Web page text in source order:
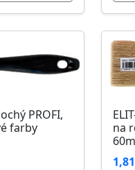
PROFI,
farby
na